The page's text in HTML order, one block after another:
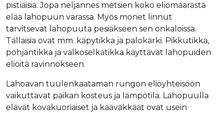
pistiäisiä. Jopa neljännes metsien koko eliömäärästä
elää lahopuun varassa. Myös monet linnut
tarvitsevat lahopuuta pesiäkseen sen onkaloissa.
Tällaisia ovat mm. käpytikka ja palokärki. Pikkutikka,
pohjantikka ja valkoselkätikka käyttävät lahopuiden
eliöitä ravinnokseen.
Lahoavan tuulenkaataman rungon eliöyhteisöön
vaikuttavat paikan kosteus ja lämpötila. Lahopuulla
elävät kovakuoriaiset ja kääväkkäät ovat usein